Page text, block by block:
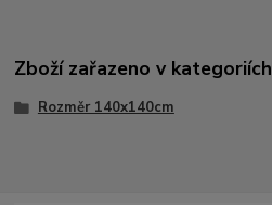
Zboží zařazeno v kategoriích
Rozměr 140x140cm